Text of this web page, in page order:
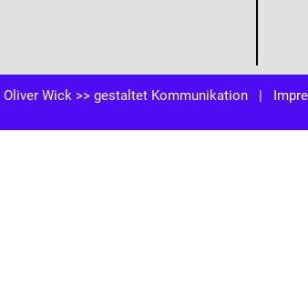
Oliver Wick >> gestaltet Kommunikation |